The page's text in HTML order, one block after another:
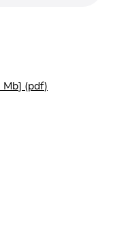
Mb pdf